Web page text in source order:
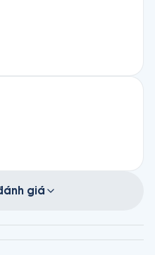
giá